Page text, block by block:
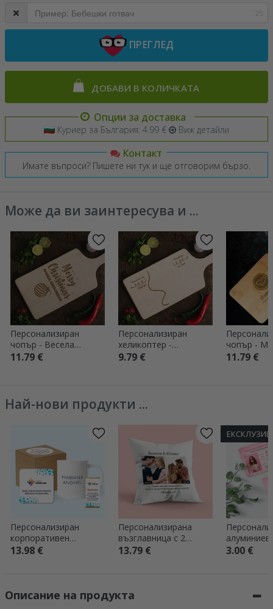
25
ПРЕГЛЕД
ДОБАВИ В КОЛИЧКАТА
Опции за доставка
Куриер за България: 4.99 € Виж детайли
Контакт
Имате въпроси? Пишете ни тук и ще отговорим бързо.
Може да ви заинтересува и ...
Персонализиран
чопър - Весела
Коледа
11.79 €
Персонализиран
хеликоптер -
Половината ти,
9.79 €
чопър -
готвач в
11.79 €
Най-нови продукти ...
Персонализиран
корпоративен
подаръчен комплект
13.98 €
Персонализирана
възглавница с 2
снимки и текст –
13.79 €
двете
3.00 €
Описание на продукта